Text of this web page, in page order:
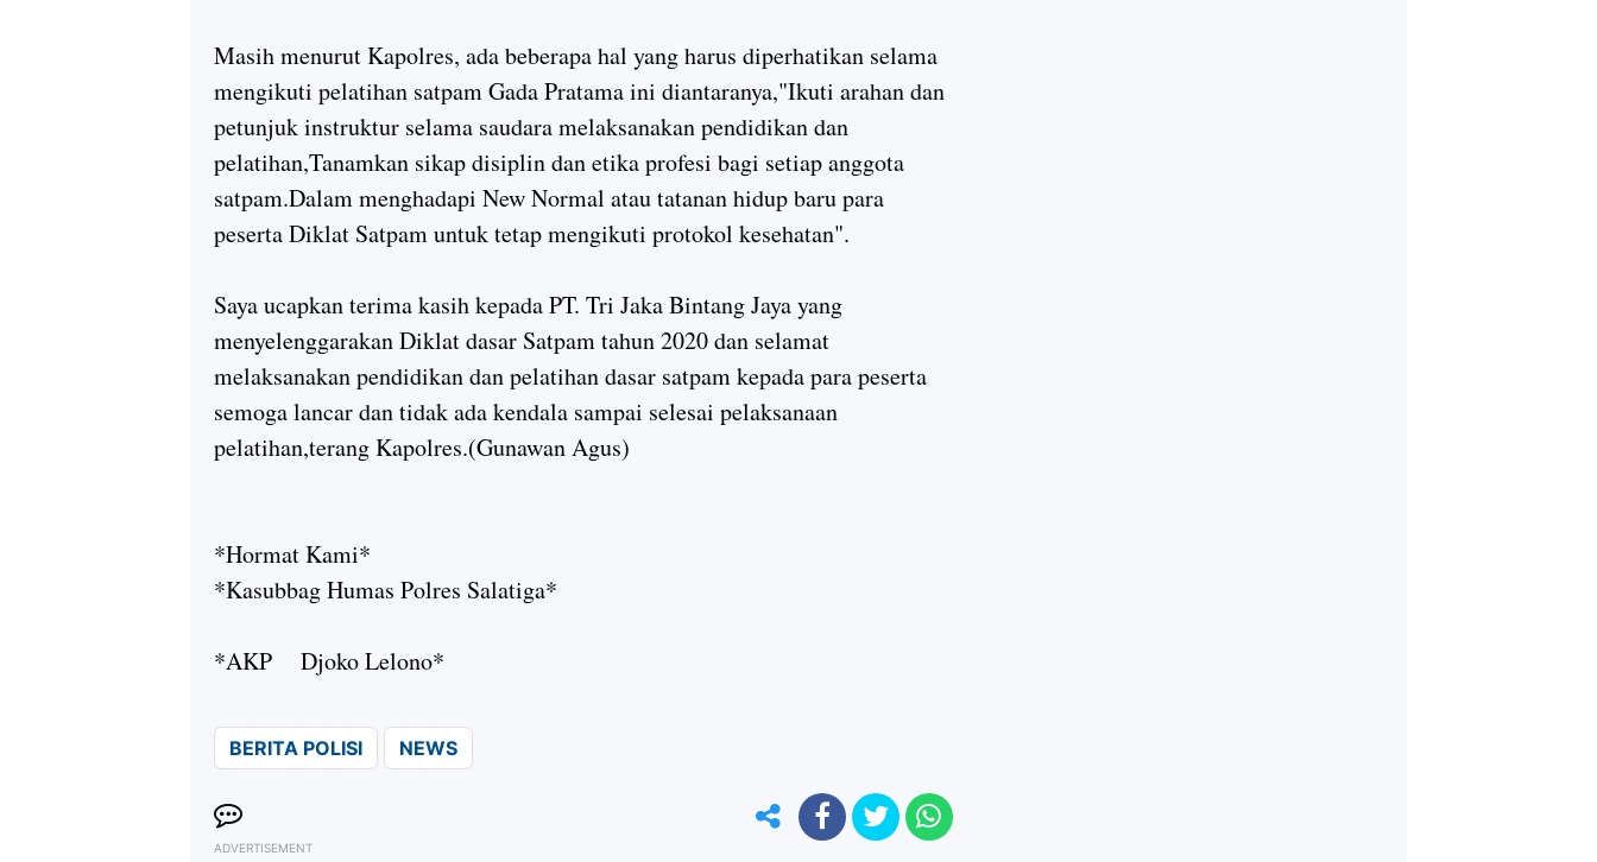
Masih menurut Kapolres, ada beberapa hal yang harus diperhatikan selama
mengikuti pelatihan satpam Gada Pratama ini diantaranya,"Ikuti arahan dan
petunjuk instruktur selama saudara melaksanakan pendidikan dan
pelatihan,Tanamkan sikap disiplin dan etika profesi bagi setiap anggota
satpam.Dalam menghadapi New Normal atau tatanan hidup baru para
peserta Diklat Satpam untuk tetap mengikuti protokol kesehatan".
Saya ucapkan terima kasih kepada PT. Tri Jaka Bintang Jaya yang
menyelenggarakan Diklat dasar Satpam tahun 2020 dan selamat
melaksanakan pendidikan dan pelatihan dasar satpam kepada para peserta
semoga lancar dan tidak ada kendala sampai selesai pelaksanaan
pelatihan,terang Kapolres.(Gunawan Agus)
*Hormat Kami*
*Kasubbag Humas Polres Salatiga*
*AKP Djoko Lelono*
BERITA POLISI NEWS
ADVERTISEMENT